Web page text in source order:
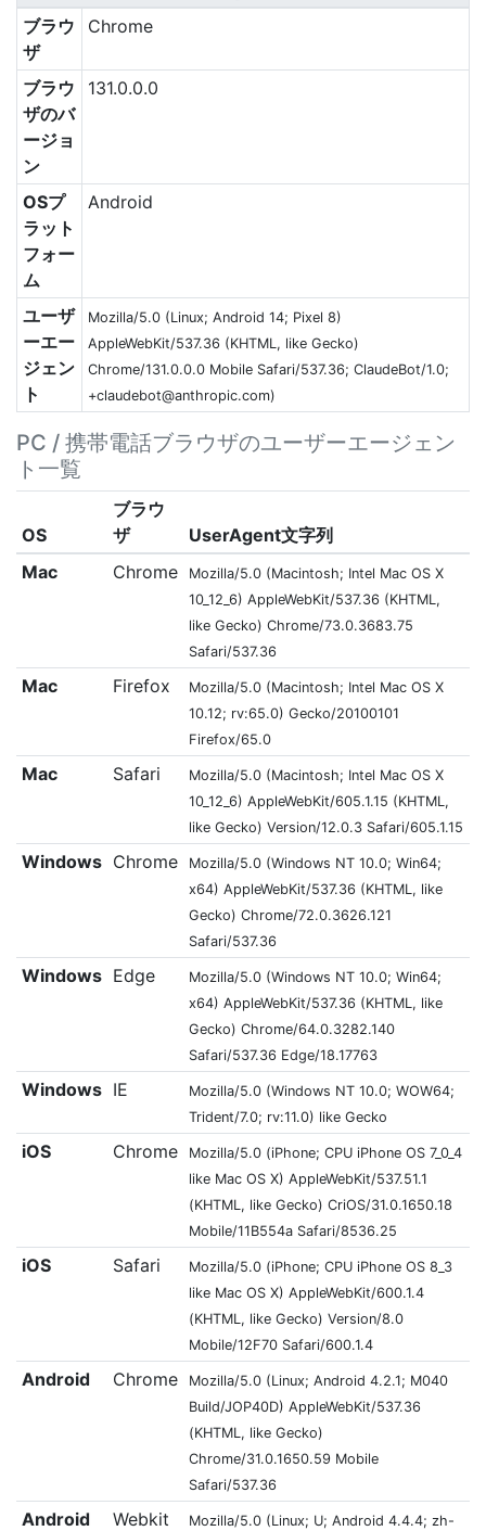
ブラウ
ザ
Chrome
ブラウ
ザのバ
ージョ
ン
131.0.0.0
OSプ
ラット
フォー
ム
Android
ユーザ
ーエー
ジェン
ト
Mozilla/5.0 (Linux; Android 14; Pixel 8)
AppleWebKit/537.36 (KHTML, like Gecko)
Chrome/131.0.0.0 Mobile Safari/537.36; ClaudeBot/1.0;
+claudebot@anthropic.com)
PC / 携帯電話ブラウザのユーザーエージェン
ト一覧
OS
ブラウ
ザ
UserAgent文字列
Mac
Chrome
Mozilla/5.0 (Macintosh; Intel Mac OS X
10_12_6) AppleWebKit/537.36 (KHTML,
like Gecko) Chrome/73.0.3683.75
Safari/537.36
Mac Firefox
Mozilla/5.0 (Macintosh; Intel Mac OS X
10.12; rv:65.0) Gecko/20100101
Firefox/65.0
Mac Safari
Mozilla/5.0 (Macintosh; Intel Mac OS X
10_12_6) AppleWebKit/605.1.15 (KHTML,
like Gecko) Version/12.0.3 Safari/605.1.15
Windows Chrome
Mozilla/5.0 (Windows NT 10.0; Win64;
x64) AppleWebKit/537.36 (KHTML, like
Gecko) Chrome/72.0.3626.121
Safari/537.36
Windows Edge
Mozilla/5.0 (Windows NT 10.0; Win64;
x64) AppleWebKit/537.36 (KHTML, like
Gecko) Chrome/64.0.3282.140
Safari/537.36 Edge/18.17763
Windows IE
Mozilla/5.0 (Windows NT 10.0; WOW64;
Trident/7.0; rv:11.0) like Gecko
iOS Chrome
Mozilla/5.0 (iPhone; CPU iPhone OS 7_0_4
like Mac OS X) AppleWebKit/537.51.1
(KHTML, like Gecko) CriOS/31.0.1650.18
Mobile/11B554a Safari/8536.25
iOS Safari
Mozilla/5.0 (iPhone; CPU iPhone OS 8_3
like Mac OS X) AppleWebKit/600.1.4
(KHTML, like Gecko) Version/8.0
Mobile/12F70 Safari/600.1.4
Android Chrome
Mozilla/5.0 (Linux; Android 4.2.1; M040
Build/JOP40D) AppleWebKit/537.36
(KHTML, like Gecko)
Chrome/31.0.1650.59 Mobile
Safari/537.36
Android Webkit
Mozilla/5.0 (Linux; U; Android 4.4.4; zh-